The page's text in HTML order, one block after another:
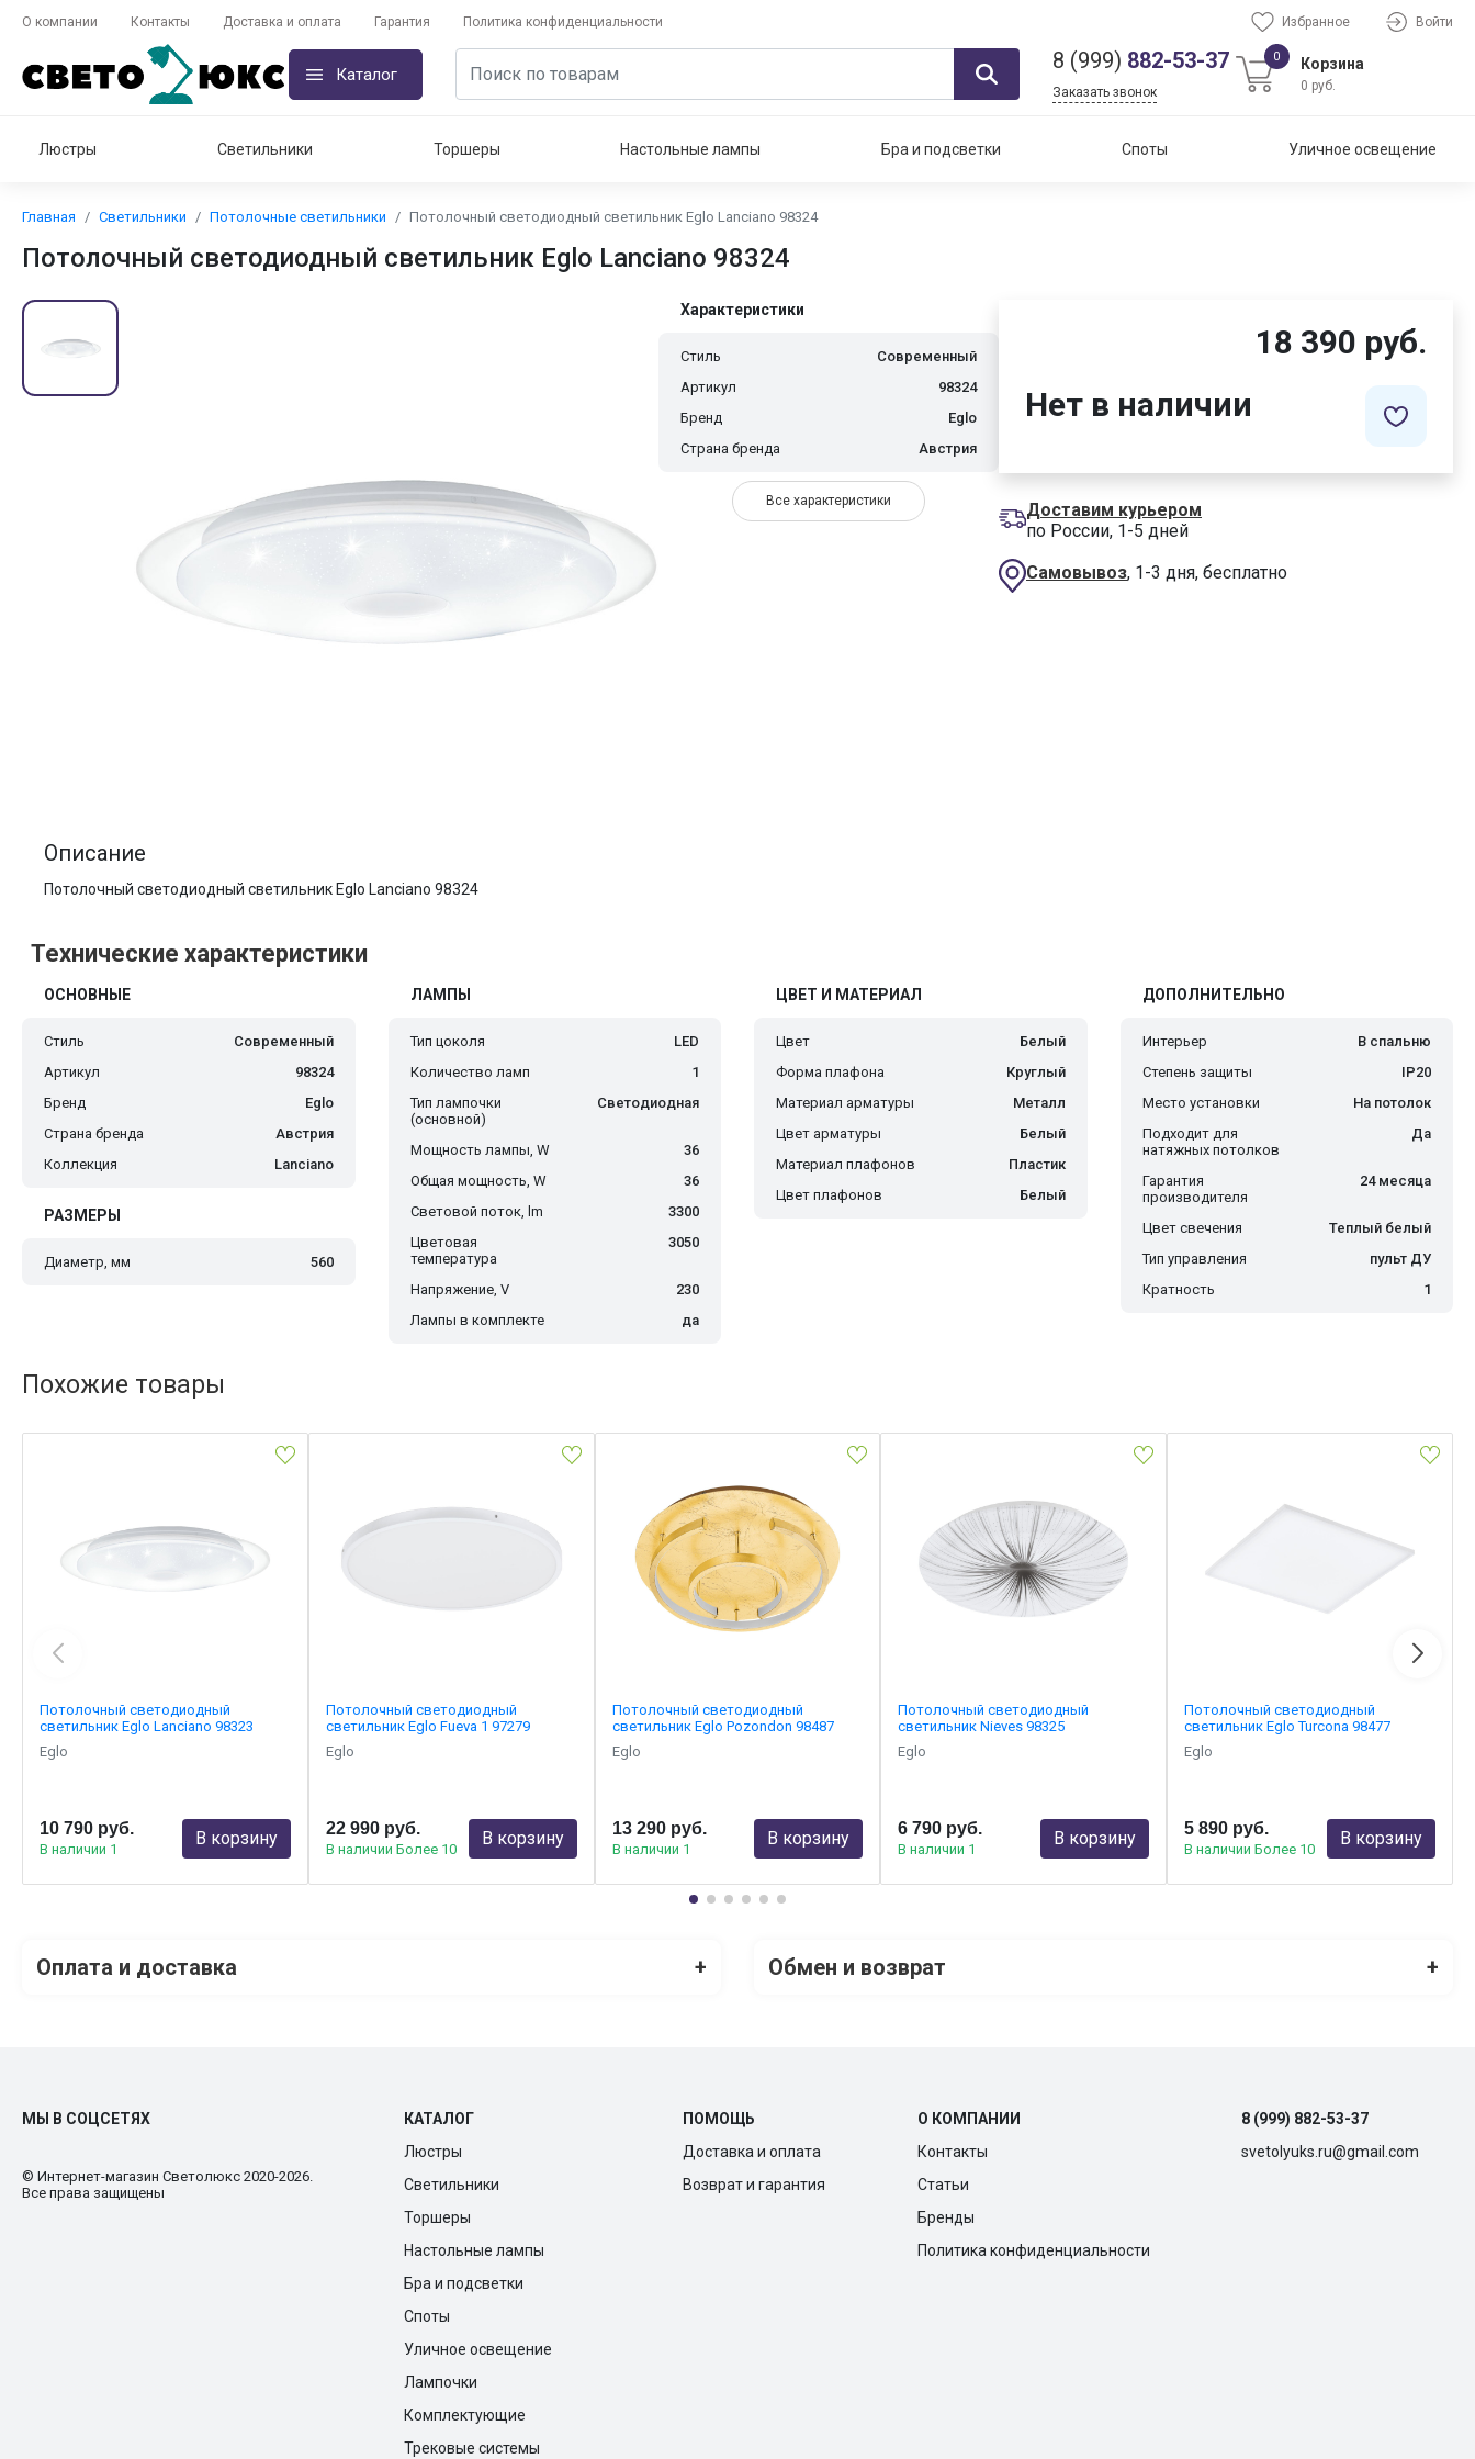
О компании Контакты Доставка и оплата Гарантия Политика конфиденциальности Избранное Войти
Каталог
8 (999) 882-53-37
Заказать звонок
0 Корзина
0 руб.
Люстры Светильники Торшеры Настольные лампы Бра и подсветки Споты Уличное освещение
Главная Светильники Потолочные светильники Потолочный светодиодный светильник Eglo Lanciano 98324
Потолочный светодиодный светильник Eglo Lanciano 98324
Характеристики
Стиль
Современный
Артикул
98324
Бренд
Eglo
Страна бренда
Австрия
Все характеристики
18 390 руб.
Нет в наличии
Доставим курьером
по России, 1-5 дней
Самовывоз, 1-3 дня, бесплатно
Описание
Потолочный светодиодный светильник Eglo Lanciano 98324
Технические характеристики
ОСНОВНЫЕ
Стиль
Современный
Артикул
98324
Бренд
Eglo
Страна бренда
Австрия
Коллекция
Lanciano
РАЗМЕРЫ
Диаметр, мм 560
ЛАМПЫ
Тип цоколя
LED
Количество ламп
1
Тип лампочки
(основной)
Светодиодная
Мощность лампы, W
36
Общая мощность, W
36
Световой поток, lm
3300
Цветовая
температура
3050
Напряжение, V
230
Лампы в комплекте
да
ЦВЕТ И МАТЕРИАЛ
Цвет
Белый
Форма плафона
Круглый
Материал арматуры
Металл
Цвет арматуры
Белый
Материал плафонов
Пластик
Цвет плафонов
Белый
ДОПОЛНИТЕЛЬНО
Интерьер
В спальню
Степень защиты
IP20
Место установки
На потолок
Подходит для
натяжных потолков
Да
Гарантия
производителя
24 месяца
Цвет свечения
Теплый белый
Тип управления
пульт ДУ
Кратность
1
Похожие товары
Потолочный светодиодный
светильник Eglo Lanciano 98323
Eglo
10 790 руб.
В наличии 1
В корзину
Потолочный светодиодный
светильник Eglo Fueva 1 97279
Eglo
22 990 руб.
В наличии Более 10
В корзину
Потолочный светодиодный
светильник Eglo Pozondon 98487
Eglo
13 290 руб.
В наличии 1
В корзину
Потолочный светодиодный
светильник Nieves 98325
Eglo
6 790 руб.
В наличии 1
В корзину
Потолочный светодиодный
светильник Eglo Turcona 98477
Eglo
5 890 руб.
В наличии Более 10
В корзину
Оплата и доставка + Обмен и возврат +
МЫ В СОЦСЕТЯХ
© Интернет-магазин Cветолюкс 2020-2026.
Все права защищены
КАТАЛОГ
Люстры
Светильники
Торшеры
Настольные лампы
Бра и подсветки
Споты
Уличное освещение
Лампочки
Комплектующие
Трековые системы
ПОМОЩЬ
Доставка и оплата
Возврат и гарантия
О КОМПАНИИ
Контакты
Статьи
Бренды
Политика конфиденциальности
8 (999) 882-53-37
svetolyuks.ru@gmail.com